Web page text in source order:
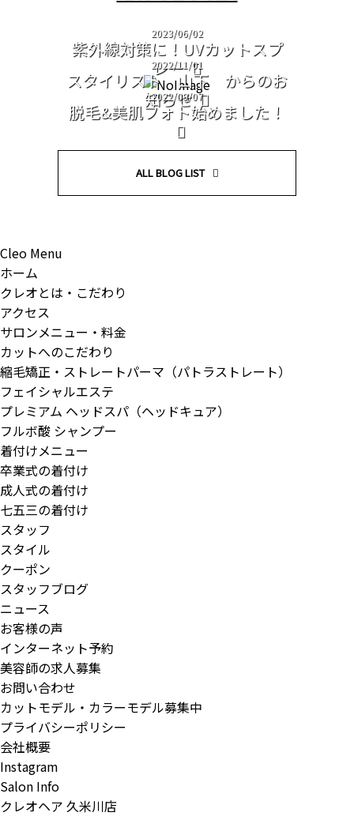
2023/06/02
紫外線対策に！UVカットスプ
レー
2022/11/01
スタイリスト 山下 からのお
知らせ
2022/09/07
脱毛&美肌フォト始めました！
ALL BLOG LIST
Cleo Menu
ホーム
クレオとは・こだわり
アクセス
サロンメニュー・料金
カットへのこだわり
縮毛矯正・ストレートパーマ（パトラストレート）
フェイシャルエステ
プレミアム ヘッドスパ（ヘッドキュア）
フルボ酸 シャンプー
着付けメニュー
卒業式の着付け
成人式の着付け
七五三の着付け
スタッフ
スタイル
クーポン
スタッフブログ
ニュース
お客様の声
インターネット予約
美容師の求人募集
お問い合わせ
カットモデル・カラーモデル募集中
プライバシーポリシー
会社概要
Instagram
Salon Info
クレオヘア 久米川店